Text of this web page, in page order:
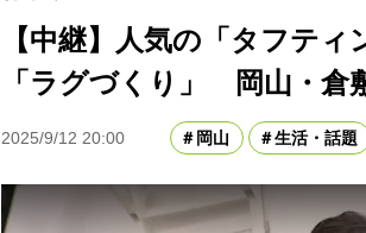
【中継】人気の「タフテ
「ラグづくり」 岡山・倉
2025/9/12 20:00 岡山 生活・話題